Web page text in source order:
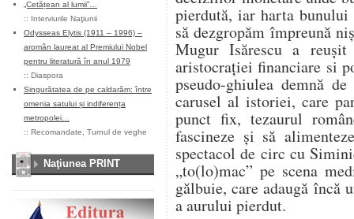
„Cetățean al lumii”…
:: Interviurile Naţiunii
Odysseas Elytis (1911 – 1996) –
aromân laureat al Premiului Nobel
pentru literatură în anul 1979
:: Diaspora
Singurătatea de pe caldarâm: între
omenia satului și indiferența
metropolei…
:: Recomandate Turnul de veghe
Naţiunea PRINT
pierdută, iar harta
să dezgropăm împreună
Mugur Isărescu a
aristocrației financiare si
pseudo-ghiulea demnă
carusel al istoriei, care
punct fix, tezaurul
fascineze și să
spectacol de circ cu
„to(lo)mac” pe scena
gălbuie, care adaugă încă
a aurului pierdut.